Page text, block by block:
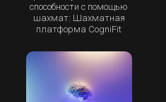
способности с помощью
шахмат: Шахматная
платформа CogniFit